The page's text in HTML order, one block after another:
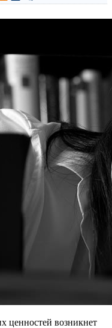
ценностей возникнет